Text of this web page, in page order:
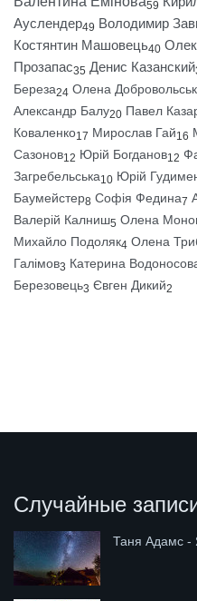
59
Ауслендер49 Володимир
Костянтин Машовець40
Прозапас35 Денис Казанский
Береза24 Олена
Александр Балу20 Павел
Коваленко17 Мирослав Гай16
Сазонов12 Юрій Богданов12
Загребельська10 Юрій
Баумейстер8 Софія Федина7
Валерій Калниш5 Олена
Михайло Подоляк4 Олена
Галімов3 Катерина
Березовець3 Євген Дикий2
Случайные
Таня Адамс -